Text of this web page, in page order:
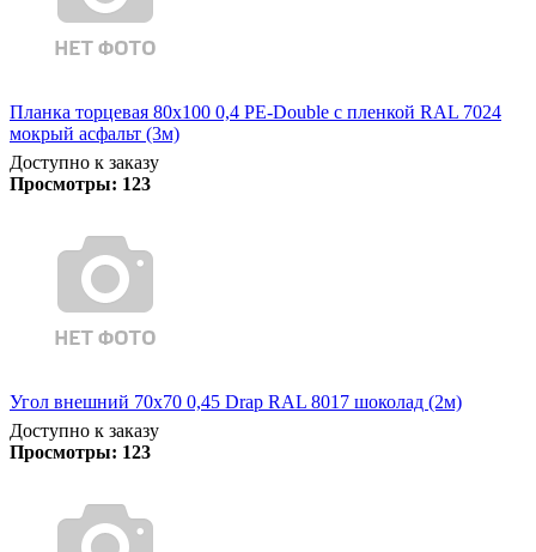
Планка торцевая 80х100 0,4 PE-Double с пленкой RAL 7024
мокрый асфальт (3м)
Доступно к заказу
Просмотры: 123
Угол внешний 70х70 0,45 Drap RAL 8017 шоколад (2м)
Доступно к заказу
Просмотры: 123